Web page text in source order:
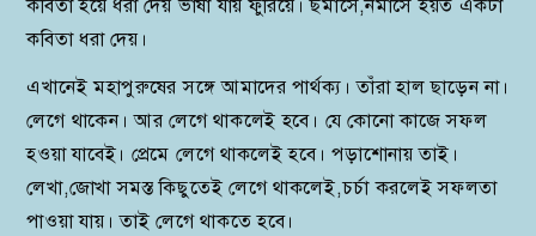
কবিতা হয়ে ধরা দেয় ভাষা যায় ফুরিয়ে। ছমাসে,নমাসে হয়ত একটা
কবিতা ধরা দেয়।
এখানেই মহাপুরুষের সঙ্গে আমাদের পার্থক্য। তাঁরা হাল ছাড়েন না।
লেগে থাকেন। আর লেগে থাকলেই হবে। যে কোনো কাজে সফল
হওয়া যাবেই। প্রেমে লেগে থাকলেই হবে। পড়াশোনায় তাই।
লেখা,জোখা সমস্ত কিছুতেই লেগে থাকলেই,চর্চা করলেই সফলতা
পাওয়া যায়। তাই লেগে থাকতে হবে।